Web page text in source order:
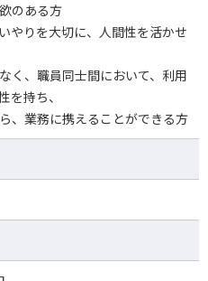
のある方
やりを大切に、人間性を活かせ
く、職員同士間において、利用
を持ち、
、業務に携えることができる方